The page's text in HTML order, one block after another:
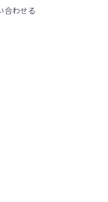
合わせる